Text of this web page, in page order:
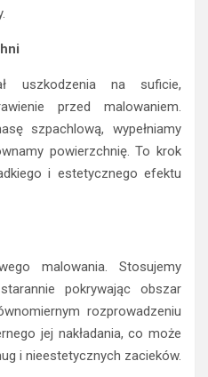
uszkodzenia na suficie,
przed malowaniem.
szpachlową, wypełniamy
powierzchnię. To krok
i estetycznego efektu
malowania. Stosujemy
pokrywając obszar
rozprowadzeniu
jej nakładania, co może
i nieestetycznych zacieków.